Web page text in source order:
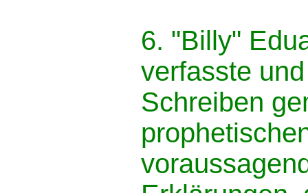
6. "Billy"
verfasste
Schreiben